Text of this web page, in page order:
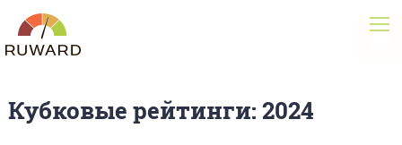
Кубковые рейтинги: 2024